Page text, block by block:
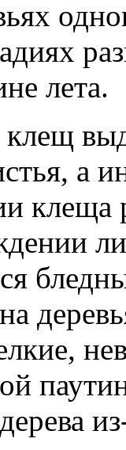
лета.
а